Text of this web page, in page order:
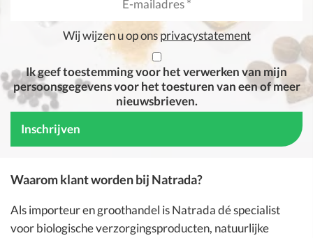
Wij wijzen u op onsprivacystatement
Ik geef toestemming voor het verwerken van mijn
persoonsgegevens voor het toesturen van een of meer
nieuwsbrieven.
Waarom klant worden bij Natrada?
Als importeur en groothandel isNatradadé specialist
voorbiologische verzorgingsproducten, natuurlijke